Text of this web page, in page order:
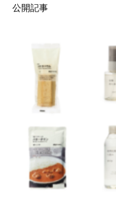
公開記事